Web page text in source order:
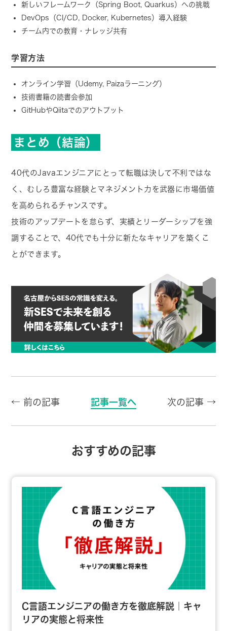
新しいフレームワーク（Spring Boot, Quarkus）への挑戦
DevOps（CI/CD, Docker, Kubernetes）導入経験
チーム内での教育・ナレッジ共有
学習方法
オンライン学習（Udemy, Paizaラーニング）
技術書籍の読書会参加
GitHubやQiitaでのアウトプット
まとめ（結論）
40代のJavaエンジニアにとって転職は決して不利ではな
く、むしろ豊富な経験とマネジメント力を武器に市場価値
を高められるチャンスです。
技術のアップデートを怠らず、実績とリーダーシップを強
調することで、40代でも十分に新たなキャリアを築くこ
とができます。
← 前の記事 記事一覧へ 次の記事 →
おすすめの記事
C言語エンジニアの働き方を徹底解説｜キャ
リアの実態と将来性